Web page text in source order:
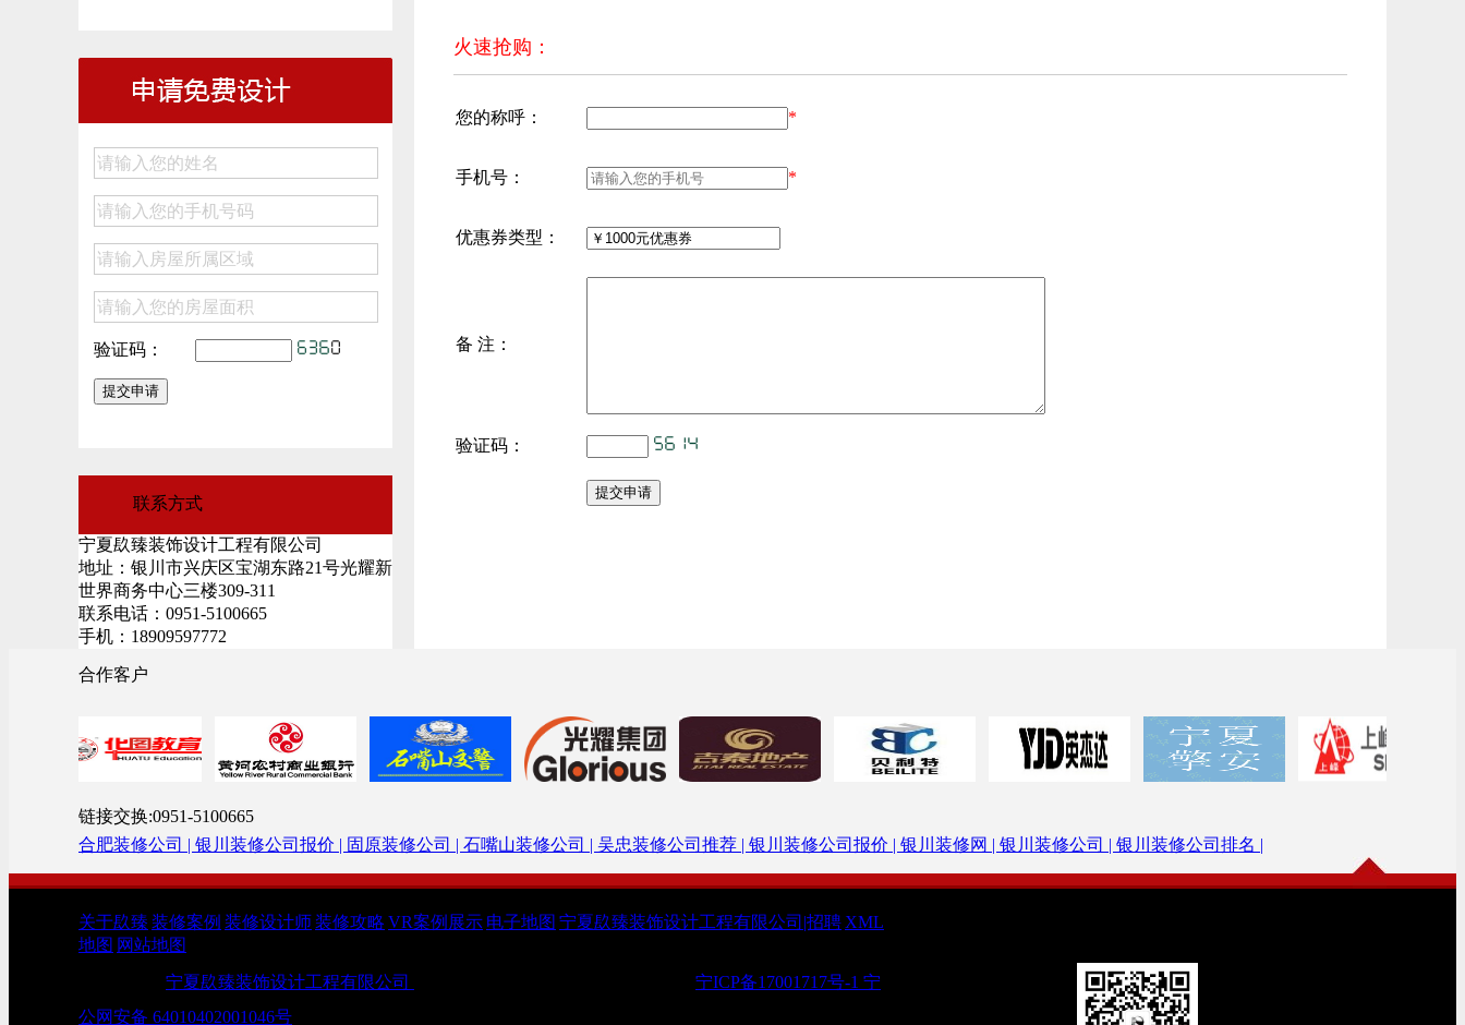
验证码：
联系方式
宁夏镹臻装饰设计工程有限公司
地址：银川市兴庆区宝湖东路21号光耀新
世界商务中心三楼309-311
联系电话：0951-5100665
手机：18909597772
火速抢购：
您的称呼： *
手机号： *
优惠券类型：
备 注：
验证码：
合作客户
链接交换:0951-5100665
合肥装修公司 | 银川装修公司报价 | 固原装修公司 | 石嘴山装修公司 | 吴忠装修公司推荐 | 银川装修公司报价 | 银川装修网 | 银川装修公司 | 银川装修公司排名 |
关于镹臻 装修案例 装修设计师装修攻略 VR案例展示 电子地图 宁夏镹臻装饰设计工程有限公司|招聘 XML
地图 网站地图
宁夏镹臻装饰设计工程有限公司 宁ICP备17001717号-1 宁
公网安备 64010402001046号